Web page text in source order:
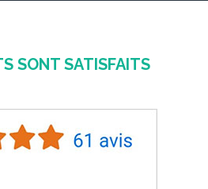
SONT SATISFAITS